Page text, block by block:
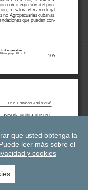
que usted obtenga la
Puede leer más sobre el
y cookies